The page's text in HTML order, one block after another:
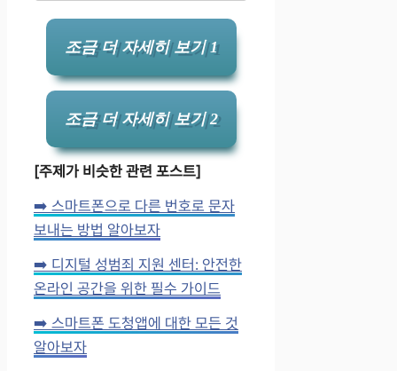
조금 더 자세히 보기 1
조금 더 자세히 보기 2
[주제가 비슷한 관련 포스트]
➡️ 스마트폰으로 다른 번호로 문자
보내는 방법 알아보자
➡️ 디지털 성범죄 지원 센터: 안전한
온라인 공간을 위한 필수 가이드
➡️ 스마트폰 도청앱에 대한 모든 것
알아보자